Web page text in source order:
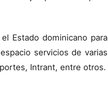
Estado dominicano para
servicios de varias
Intrant, entre otros.